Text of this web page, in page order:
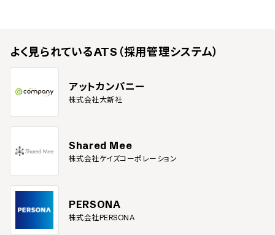
よく見られているATS（採用管理システム）
アットカンパニー
株式会社大新社
Shared Mee
株式会社ケイズコーポレーション
PERSONA
株式会社PERSONA